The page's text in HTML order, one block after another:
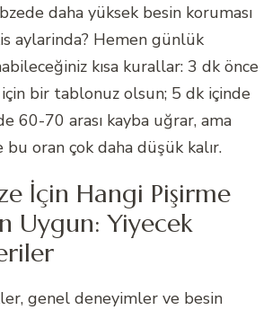
daha yüksek besin koruması
aylarinda? Hemen günlük
kısa kurallar: 3 dk önce
için bir tablonuz olsun; 5 dk içinde
60-70 arası kayba uğrar, ama
oran çok daha düşük kalır.
İçin Hangi Pişirme
Uygun: Yiyecek
genel deneyimler ve besin